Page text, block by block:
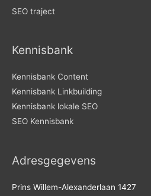
SEO traject
Kennisbank
Kennisbank Content
Kennisbank Linkbuilding
Kennisbank lokale SEO
SEO Kennisbank
Adresgegevens
Prins Willem-Alexanderlaan 1427